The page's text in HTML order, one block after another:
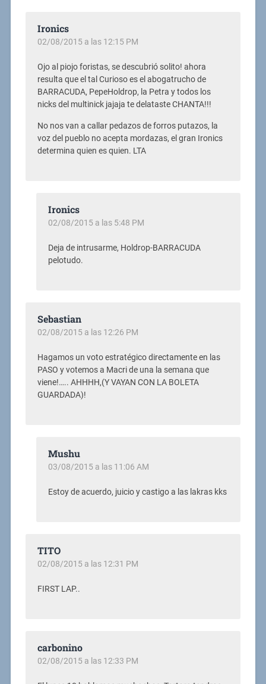
Ironics
02/08/2015 a las 12:15 PM
Ojo al piojo foristas, se descubrió solito! ahora
resulta que el tal Curioso es el abogatrucho de
BARRACUDA, PepeHoldrop, la Petra y todos los
nicks del multinick jajaja te delataste CHANTA!!!
No nos van a callar pedazos de forros putazos, la
voz del pueblo no acepta mordazas, el gran Ironics
determina quien es quien. LTA
Ironics
02/08/2015 a las 5:48 PM
Deja de intrusarme, Holdrop-BARRACUDA
pelotudo.
Sebastian
02/08/2015 a las 12:26 PM
Hagamos un voto estratégico directamente en las
PASO y votemos a Macri de una la semana que
viene!….. AHHHH,(Y VAYAN CON LA BOLETA
GUARDADA)!
Mushu
03/08/2015 a las 11:06 AM
Estoy de acuerdo, juicio y castigo a las lakras kks
TITO
02/08/2015 a las 12:31 PM
FIRST LAP..
carbonino
02/08/2015 a las 12:33 PM